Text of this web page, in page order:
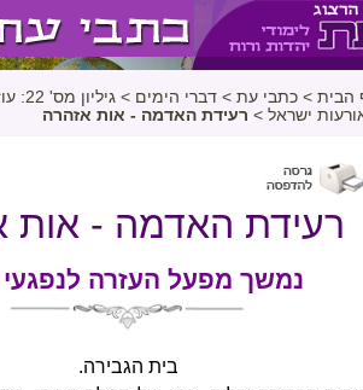
הבית > כתבי עת > דברי הימים > גיליון מס' 22: עוזיהו המלך חולה אנוש
ישראל > רעידת האדמה - אות אזהרה
רעידת האדמה - אות
נמשך מפעל העזרה
בית הגבירה.